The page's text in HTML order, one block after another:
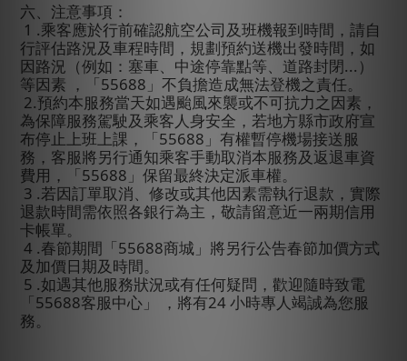
六、注意事項：
1 .乘客應於行前確認航空公司及班機報到時間，請自
行評估路況及車程時間，規劃預約送機出發時間，如
因路況（例如：塞車、中途停靠點等、道路封閉... ）
等因素 ，「55688 」不負擔造成無法登機之責任。
2.預約本服務當天如遇颱風來襲或不可抗力之因素，
為保障服務駕駛及乘客人身安全，若地方縣市政府宣
布停止上班上課，「55688 」有權暫停機場接送服
務，客服將另行通知乘客手動取消本服務及返退車資
費用，「55688 」保留最終決定派車權。
3 .若因訂單取消、修改或其他因素需執行退款，實際
退款時間需依照各銀行為主，敬請留意近一兩期信用
卡帳單。
4 .春節期間「55688商城」將另行公告春節加價方式
及加價日期及時間。
5 .如遇其他服務狀況或有任何疑問，歡迎隨時致電
「55688客服中心」 ，將有24小時專人竭誠為您服
務。